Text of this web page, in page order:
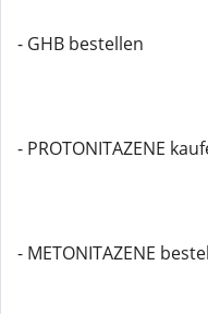
- GHB bestellen
- PROTONITAZENE
- METONITAZENE